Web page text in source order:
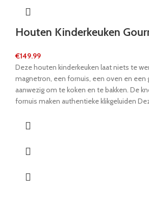
Houten Kinderkeuken
€149.99
Deze houten kinderkeuken laat niets te
magnetron, een fornuis, een oven en een
aanwezig om te koken en te bakken. De
fornuis maken authentieke klikgeluiden
Oven, magnetron en pannen helpen mini-
kraan kan worden verplaatst en de deuren
geopend.